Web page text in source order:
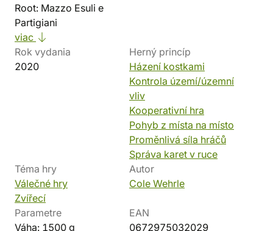
Root: Mazzo Esuli e
Partigiani
viac
Rok vydania
2020
Herný princíp
Házení kostkami
Kontrola území/územní
vliv
Kooperativní hra
Pohyb z místa na místo
Proměnlivá síla hráčů
Správa karet v ruce
Téma hry
Válečné hry
Zvířecí
Autor
Cole Wehrle
Parametre
Váha: 1500 g
EAN
0672975032029